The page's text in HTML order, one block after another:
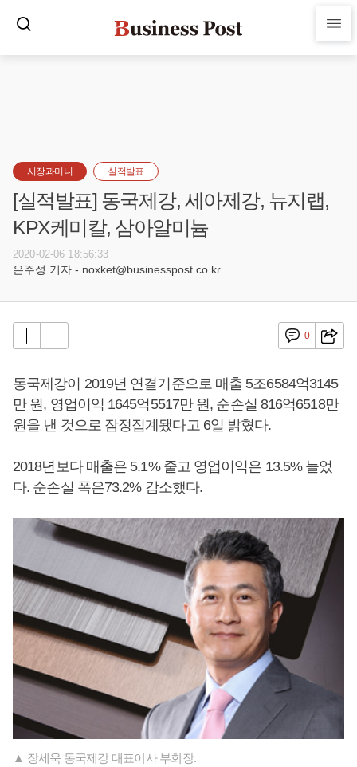
시장과머니 실적발표
[실적발표] 동국제강, 세아제강, 뉴지랩,
KPX케미칼, 삼아알미늄
2020-02-06 18:56:33
은주성 기자 - noxket@businesspost.co.kr
0
동국제강이 2019년 연결기준으로 매출 5조6584억3145
만 원, 영업이익 1645억5517만 원, 순손실 816억6518만
원을 낸 것으로 잠정집계됐다고 6일 밝혔다.
2018년보다 매출은 5.1% 줄고 영업이익은 13.5% 늘었
다. 순손실 폭은73.2% 감소했다.
▲ 장세욱 동국제강 대표이사 부회장.